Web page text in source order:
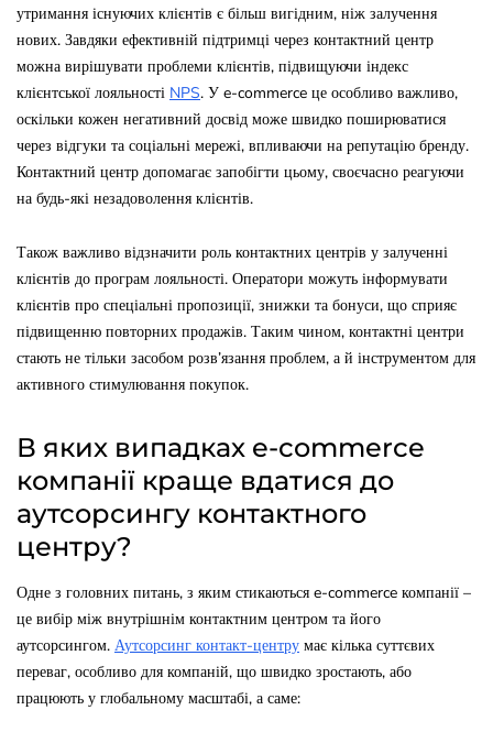
утримання існуючих клієнтів є більш вигідним, ніж залучення
нових. Завдяки ефективній підтримці через контактний центр
можна вирішувати проблеми клієнтів, підвищуючи індекс
клієнтської лояльності NPS. У e-commerce це особливо важливо,
оскільки кожен негативний досвід може швидко поширюватися
через відгуки та соціальні мережі, впливаючи на репутацію бренду.
Контактний центр допомагає запобігти цьому, своєчасно реагуючи
на будь-які незадоволення клієнтів.
Також важливо відзначити роль контактних центрів у залученні
клієнтів до програм лояльності. Оператори можуть інформувати
клієнтів про спеціальні пропозиції, знижки та бонуси, що сприяє
підвищенню повторних продажів. Таким чином, контактні центри
стають не тільки засобом розв’язання проблем, а й інструментом для
активного стимулювання покупок.
В яких випадках e-commerce
компанії краще вдатися до
аутсорсингу контактного
центру?
Одне з головних питань, з яким стикаються e-commerce компанії –
це вибір між внутрішнім контактним центром та його
аутсорсингом. Аутсорсинг контакт-центру має кілька суттєвих
переваг, особливо для компаній, що швидко зростають, або
працюють у глобальному масштабі, а саме: